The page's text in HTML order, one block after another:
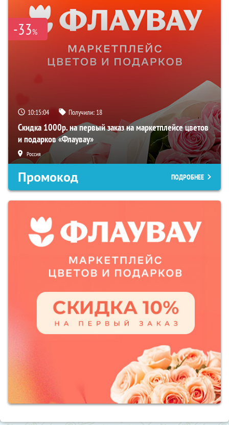
-33%
10:15:03 Получили: 18
Скидка 1000р. на первый заказ на маркетплейсе цветов
и подарков «Флаувау»
Россия
Промокод ПОДРОБНЕЕ